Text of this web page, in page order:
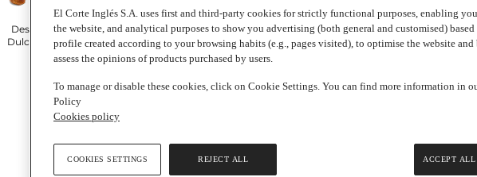
Desayunos
Dulces y pan
Lácteos Congelados Bebidas Frescos Bebés
personal
El Corte Inglés S.A. uses first and third-party cookies for strictly functional purposes, enabling
the website, and analytical purposes to show you advertising (both general and customised) based
profile created according to your browsing habits (e.g., pages visited), to optimise the website and
assess the opinions of products purchased by users.
To manage or disable these cookies, click on Cookie Settings. You can find more information in
Policy
Cookies policy
REJECT ALL ACCEPT ALL
COOKIES SETTINGS